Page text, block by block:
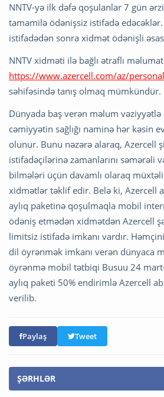
NNTV-yə ilk dəfə qoşulanlar 7 gün
tamamilə ödənişsiz istifadə
istifadədən sonra xidmət ödənişli
NNTV xidməti ilə bağlı ətraflı
https://www.azercell.com/az/
səhifəsində tanış olmaq mümkündür.
Dünyada baş verən məlum vəziyyətlə
cəmiyyətin sağlığı naminə hər kəsin
olunur. Bunu nəzərə alaraq, Azercell
istifadəçilərinə zamanlarını səmərəli
bilmələri üçün davamlı olaraq
xidmətlər təklif edir. Belə ki, Azercell
aylıq paketinə qoşulmaqla mobil
ödəniş etmədən xidmətdən Azercell
limitsiz istifadə imkanı vardır.
dil öyrənmək imkanı verən dünyaca
öyrənmə mobil tətbiqi Busuu 24
aylıq paketi 50% endirimlə Azercell
verilib.
Paylaş Tweet
ŞƏRHLƏR